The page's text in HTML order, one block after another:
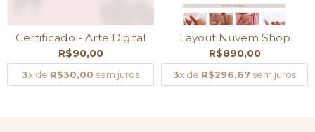
Certificado - Arte Digital
R$90,00
3x de R$30,00 sem juros
Layout Nuvem Shop
R$890,00
3x de R$296,67 sem juros